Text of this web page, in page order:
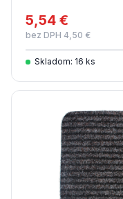
5,54 €
bez DPH 4,50 €
Skladom: 16 ks